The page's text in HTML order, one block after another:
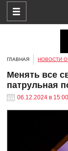
ГЛАВНАЯ НОВОСТИ
Менять все
патрульная
06.12.2024 в 15:00